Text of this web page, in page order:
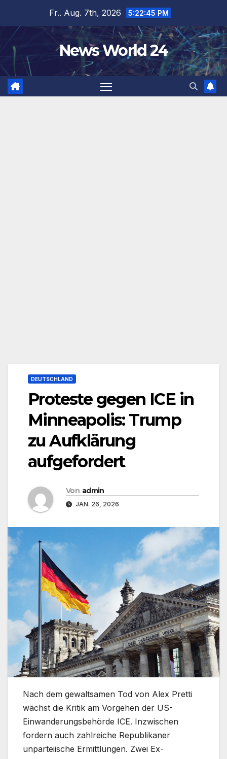
springen
Fr.. Aug. 7th, 2026 5:22:46 PM
News World 24
DEUTSCHLAND
Proteste gegen ICE in
Minneapolis: Trump
zu Aufklärung
aufgefordert
Von admin
JAN. 26, 2026
Nach dem gewaltsamen Tod von Alex Pretti
wächst die Kritik am Vorgehen der US-
Einwanderungsbehörde ICE. Inzwischen
fordern auch zahlreiche Republikaner
unparteiische Ermittlungen. Zwei Ex-